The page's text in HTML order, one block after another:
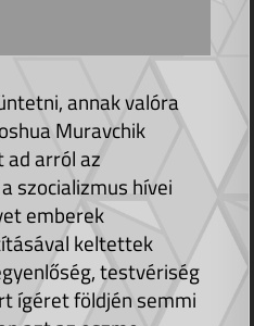
annak valóra
Muravchik
ad arról az
szocializmus hívei
emberek
keltettek
testvériség
ígéret földjén semmi